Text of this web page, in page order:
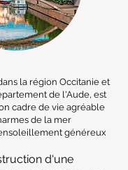
la région Occitanie et
de l'Aude, est
cadre de vie agréable
de la mer
généreux
d'une